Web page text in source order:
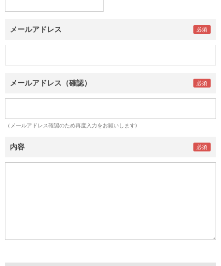
メールアドレス
メールアドレス（確認）
（メールアドレス確認のため再度入力をお願いします)
内容